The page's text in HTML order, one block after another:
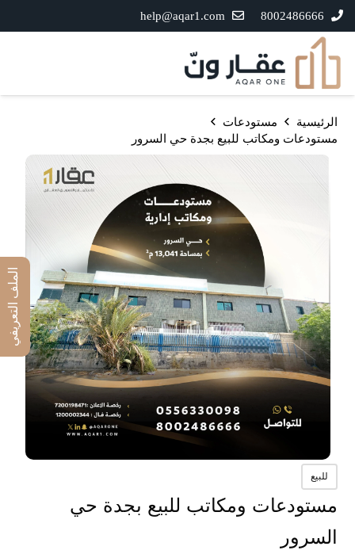
8002486666
help@aqar1.com
الرئيسية
مستودعات
مستودعات ومكاتب للبيع بجدة حي السرور
للبيع
مستودعات ومكاتب للبيع بجدة حي
السرور
الملف التعريفي